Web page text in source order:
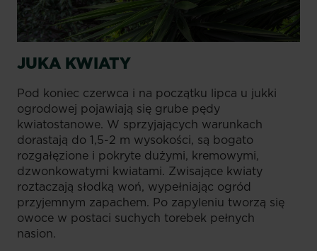
JUKA KWIATY
Pod koniec czerwca i na początku lipca u jukki
ogrodowej pojawiają się grube pędy
kwiatostanowe. W sprzyjających warunkach
dorastają do 1,5-2 m wysokości, są bogato
rozgałęzione i pokryte dużymi, kremowymi,
dzwonkowatymi kwiatami. Zwisające kwiaty
roztaczają słodką woń, wypełniając ogród
przyjemnym zapachem. Po zapyleniu tworzą się
owoce w postaci suchych torebek pełnych
nasion.